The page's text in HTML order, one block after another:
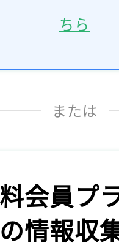
ちら
または
会員プ
情報収